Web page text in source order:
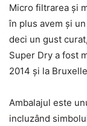
Micro filtrarea și
în plus avem și
deci un gust
Super Dry a fost
2014 și la
Ambalajul este
incluzând